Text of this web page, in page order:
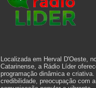
Localizada em Herval D'Oeste,
Catarinense, a Rádio Líder
programação dinâmica e
credibilidade, preocupação com